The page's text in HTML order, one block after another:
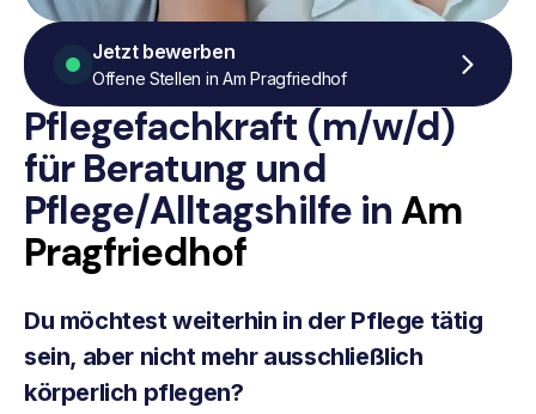
Pflegefachkraft (m/w/d)
für Beratung und
Pflege/AlltagshilfeinAm
Pragfriedhof
Du möchtest weiterhin in der Pflege tätig
sein, aber nicht mehr ausschließlich
körperlich pflegen?
Jetzt bewerben
Offene Stellen in Am Pragfriedhof